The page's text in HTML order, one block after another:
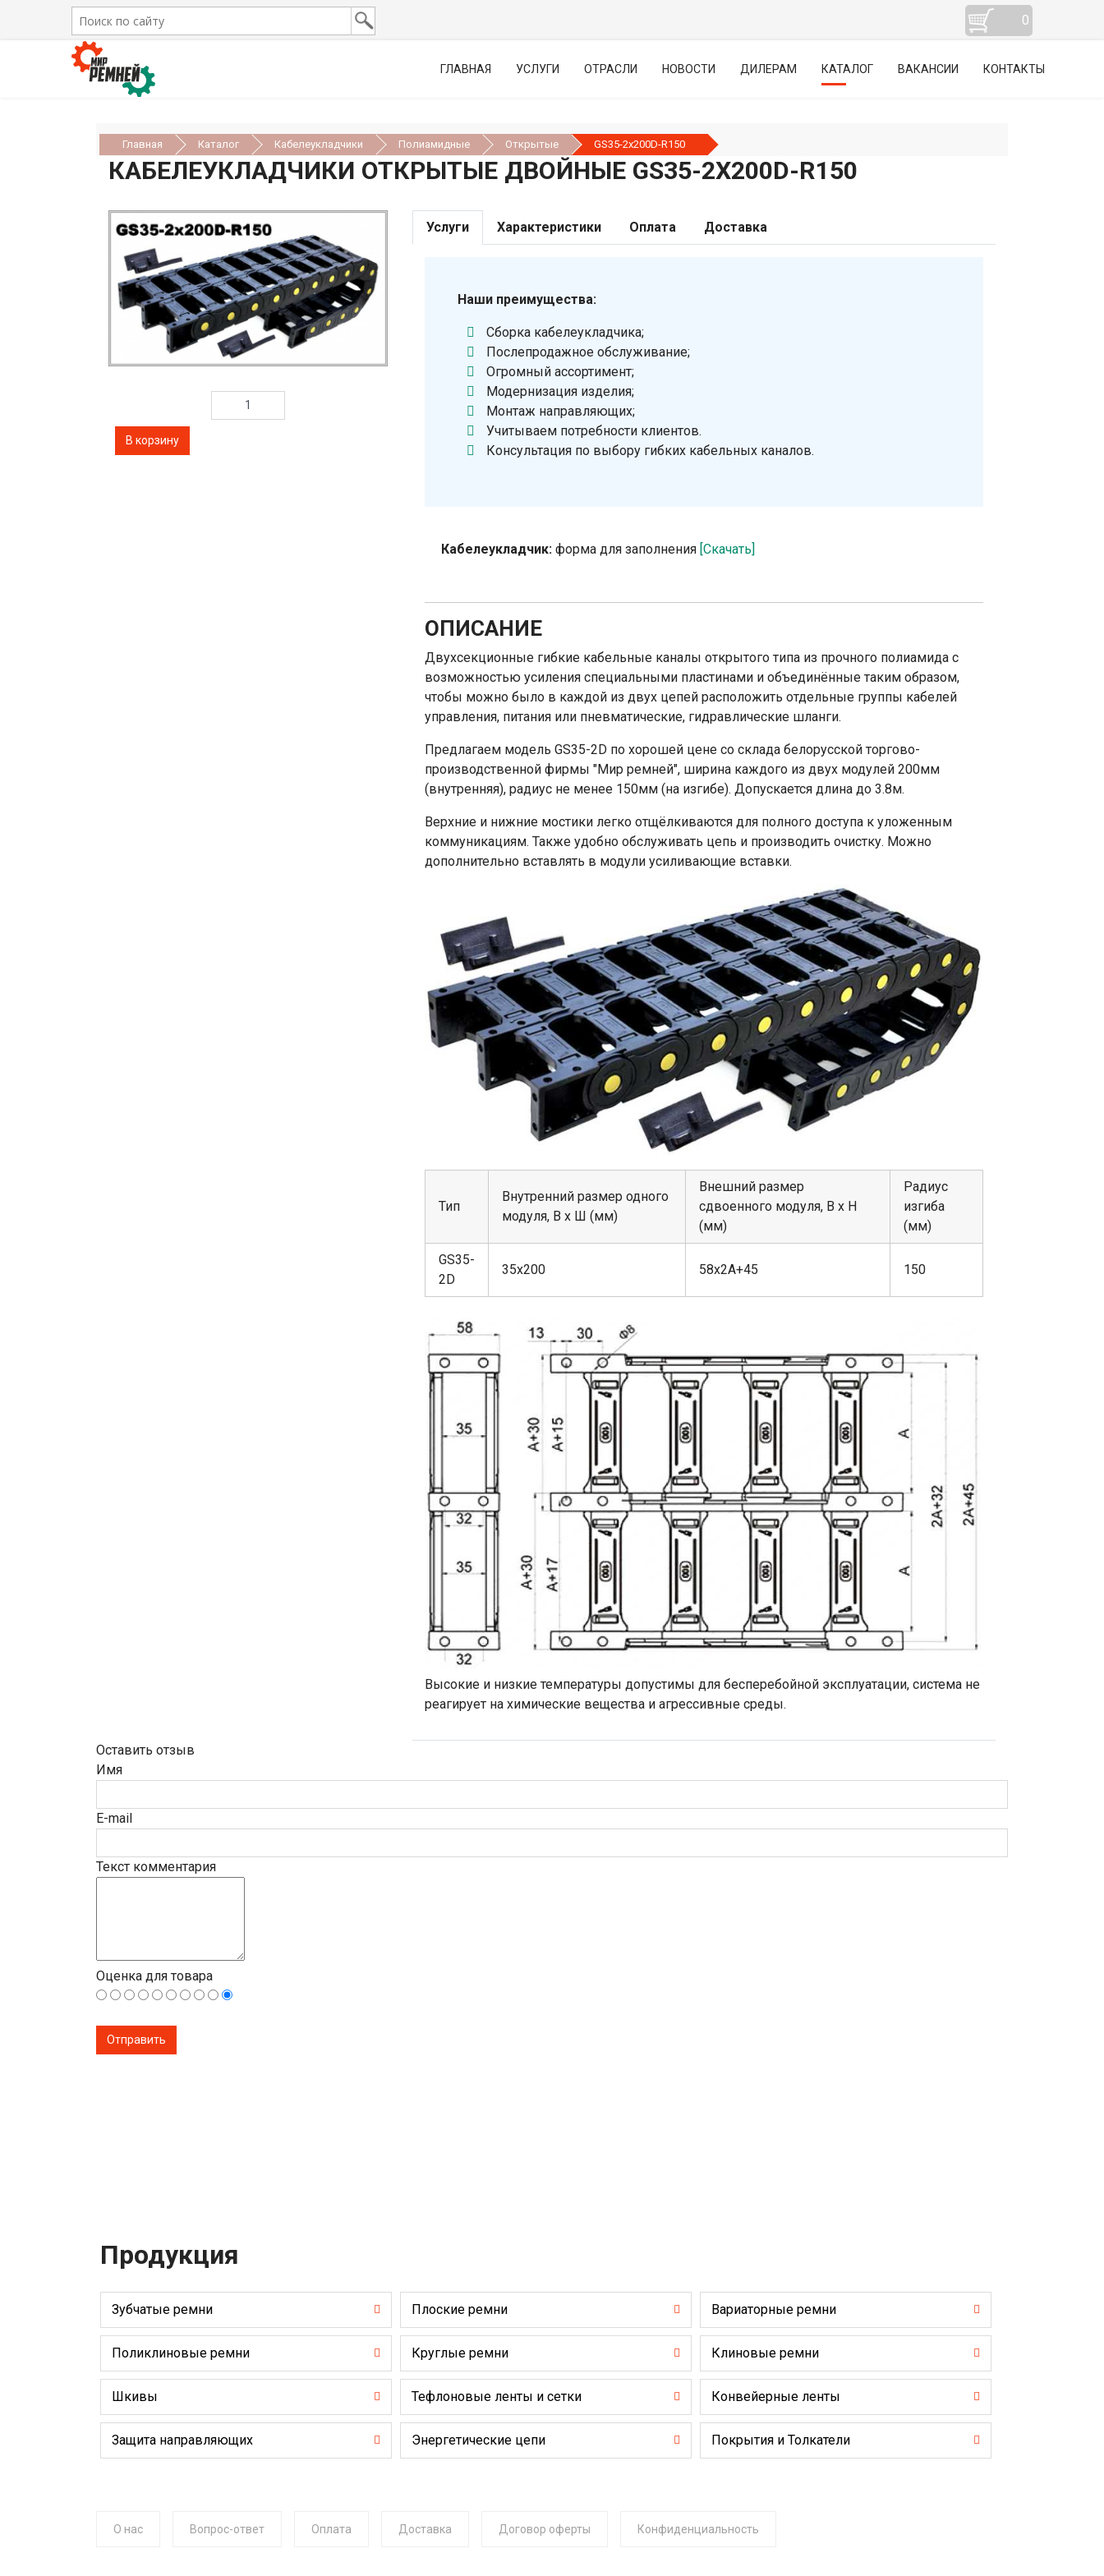
0
ГЛАВНАЯ УСЛУГИ ОТРАСЛИ НОВОСТИ ДИЛЕРАМ КАТАЛОГ ВАКАНСИИ КОНТАКТЫ
Главная Каталог Кабелеукладчики Полиамидные Открытые GS35-2х200D-R150
КАБЕЛЕУКЛАДЧИКИ ОТКРЫТЫЕ ДВОЙНЫЕ GS35-2Х200D-R150
Услуги Характеристики Оплата Доставка
Наши преимущества:
Сборка кабелеукладчика;
Послепродажное обслуживание;
Огромный ассортимент;
Модернизация изделия;
Монтаж направляющих;
Учитываем потребности клиентов.
Консультация по выбору гибких кабельных каналов.
Кабелеукладчик: форма для заполнения [Скачать]
ОПИСАНИЕ
Двухсекционные гибкие кабельные каналы открытого типа из прочного полиамида с
возможностью усиления специальными пластинами и объединённые таким образом,
чтобы можно было в каждой из двух цепей расположить отдельные группы кабелей
управления, питания или пневматические, гидравлические шланги.
Предлагаем модель GS35-2D по хорошей цене со склада белорусской торгово-
производственной фирмы "Мир ремней", ширина каждого из двух модулей 200мм
(внутренняя), радиус не менее 150мм (на изгибе). Допускается длина до 3.8м.
Верхние и нижние мостики легко отщёлкиваются для полного доступа к уложенным
коммуникациям. Также удобно обслуживать цепь и производить очистку. Можно
дополнительно вставлять в модули усиливающие вставки.
Тип
Внутренний размер одного
модуля, В х Ш (мм)
Внешний размер
сдвоенного модуля, В х Н
(мм)
Радиус
изгиба
(мм)
GS35-
2D
35х200 58х2А+45 150
Высокие и низкие температуры допустимы для бесперебойной эксплуатации, система не
реагирует на химические вещества и агрессивные среды.
Оставить отзыв
Имя
E-mail
Текст комментария
Оценка для товара
Продукция
Зубчатые ремни Плоские ремни Вариаторные ремни
Поликлиновые ремни Круглые ремни Клиновые ремни
Шкивы Тефлоновые ленты и сетки Конвейерные ленты
Защита направляющих Энергетические цепи Покрытия и Толкатели
О нас Вопрос-ответ Оплата Доставка Договор оферты Конфиденциальность